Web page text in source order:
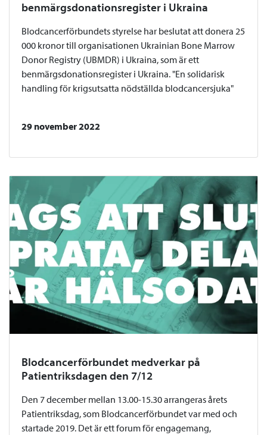
benmärgsdonationsregister i Ukraina
Blodcancerförbundets styrelse har beslutat att donera 25
000 kronor till organisationen Ukrainian Bone Marrow
Donor Registry (UBMDR) i Ukraina, som är ett
benmärgsdonationsregister i Ukraina. "En solidarisk
handling för krigsutsatta nödställda blodcancersjuka"
29 november 2022
Blodcancerförbundet medverkar på
Patientriksdagen den 7/12
Den 7 december mellan 13.00-15.30 arrangeras årets
Patientriksdag, som Blodcancerförbundet var med och
startade 2019. Det är ett forum för engagemang,